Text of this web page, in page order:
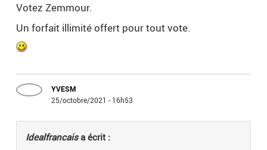
Votez Zemmour.
Un forfait illimité offert pour tout vote.
YVESM
25/octobre/2021 - 16h53
Idealfrancaisa écrit :